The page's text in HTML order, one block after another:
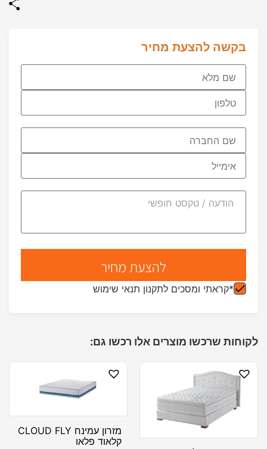
בקשה להצעת מחיר
*קראתי ומסכים לתקנון תנאי שימוש
לקוחות שרכשו מוצרים אלו רכשו גם:
מזרון עמינח CLOUD FLY
קלאוד פלאו